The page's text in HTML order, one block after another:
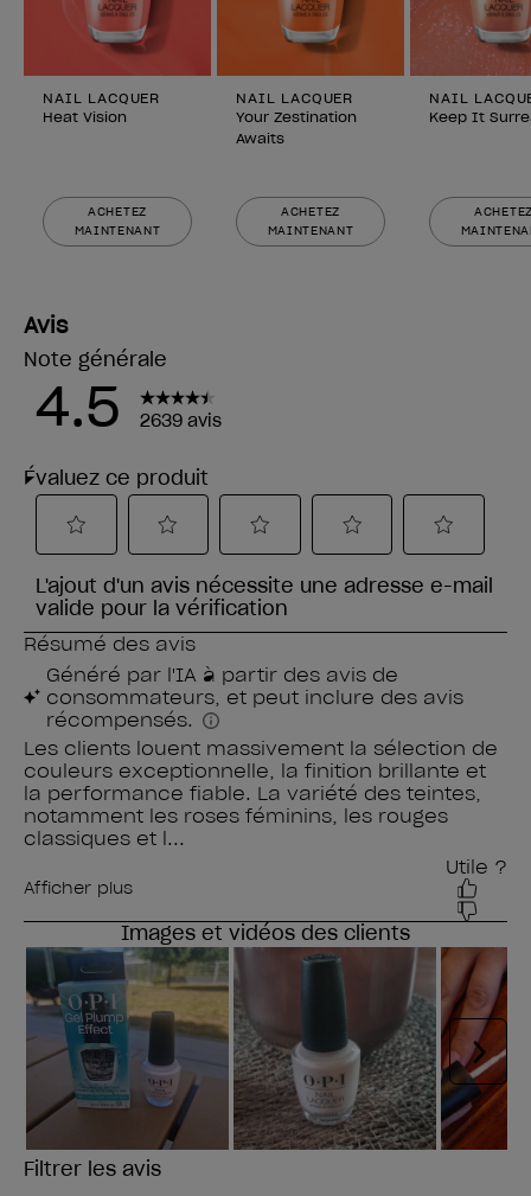
NAIL LACQUER
Heat Vision
ACHETEZ
MAINTENANT
NAIL LACQUER
Your Zestination
Awaits
ACHETEZ
MAINTENANT
NAIL
Keep It